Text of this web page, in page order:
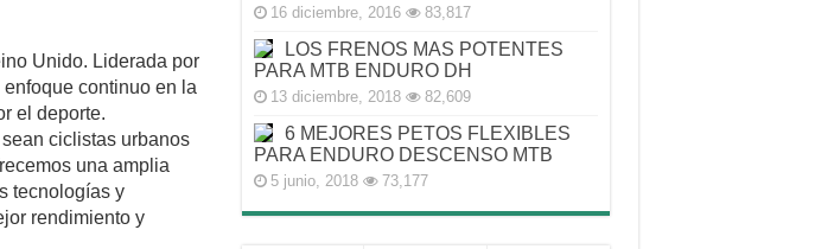
Unido. Liderada por
continuo en la
el deporte.
ciclistas urbanos
una amplia
tecnologías y
rendimiento y
16 diciembre, 2016 83,817
LOS FRENOS MAS POTENTES
PARA MTB ENDURO DH
13 diciembre, 2018 82,609
6 MEJORES PETOS FLEXIBLES
PARA ENDURO DESCENSO MTB
5 junio, 2018 73,177